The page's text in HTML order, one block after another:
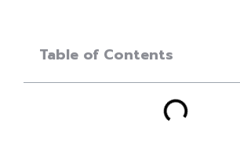
Table of Contents